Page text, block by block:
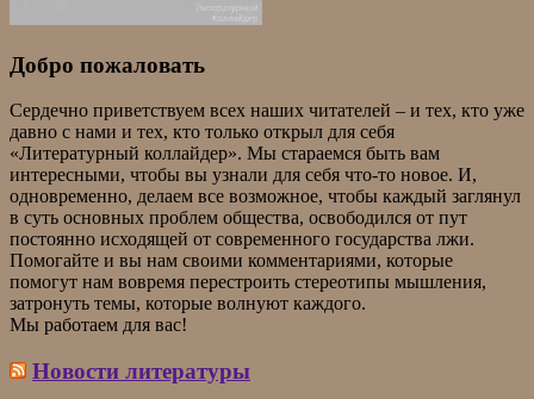
Добро пожаловать
Сердечно приветствуем всех наших читателей – и тех, кто уже
давно с нами и тех, кто только открыл для себя
«Литературный коллайдер». Мы стараемся быть вам
интересными, чтобы вы узнали для себя что-то новое. И,
одновременно, делаем все возможное, чтобы каждый заглянул
в суть основных проблем общества, освободился от пут
постоянно исходящей от современного государства лжи.
Помогайте и вы нам своими комментариями, которые
помогут нам вовремя перестроить стереотипы мышления,
затронуть темы, которые волнуют каждого.
Мы работаем для вас!
Новости литературы